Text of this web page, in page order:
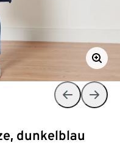
dunkelblau